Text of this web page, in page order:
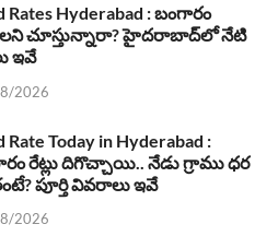
Rates Hyderabad : బంగారం
చూస్తున్నారా? హైదరాబాద్‌లో నేటి
ఇవే
2026
Rate Today in Hyderabad :
రేట్లు దిగొచ్చాయి.. నేడు గ్రాము ధర
పూర్తి వివరాలు ఇవే
2026